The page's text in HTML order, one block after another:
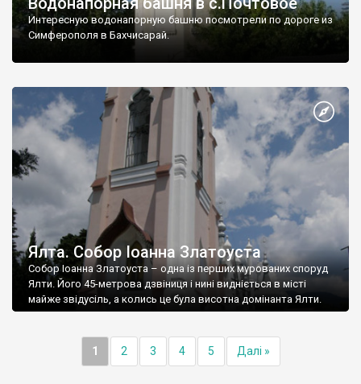
Интересную водонапорную башню посмотрели по дороге из
Симферополя в Бахчисарай.
Ялта. Собор Іоанна Златоуста
Собор Іоанна Златоуста – одна із перших мурованих споруд
Ялти. Його 45-метрова дзвіниця і нині видніється в місті
майже звідусіль, а колись це була висотна домінанта Ялти.
1 2 3 4 5 Далі »